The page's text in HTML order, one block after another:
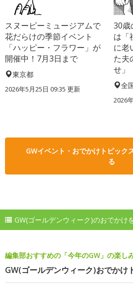
スヌーピーミュージアムで
花だらけの季節イベント
「ハッピー・フラワー」が
開催中！7月3日まで
東京都
2026年5月25日 09:35 更新
30歳
は
に老
た夫
せ」
全
2026
GWイベント・おでかけトピック
る
GW(ゴールデンウィーク)のおでかけ
編集部おすすめの「今年のGW」の楽し
GW(ゴールデンウィーク)おでかけ